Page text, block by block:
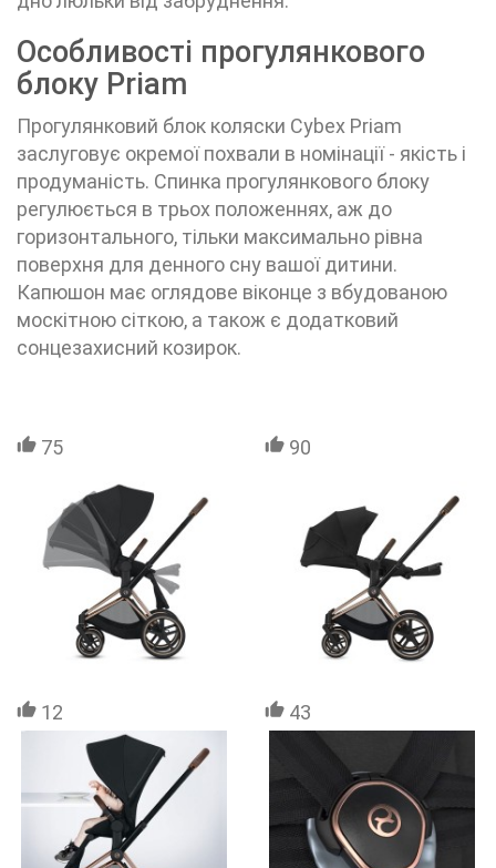
Особливості прогулянкового
блоку Priam
Прогулянковий блок коляски Cybex Priam
заслуговує окремої похвали в номінації - якість і
продуманість. Спинка прогулянкового блоку
регулюється в трьох положеннях, аж до
горизонтального, тільки максимально рівна
поверхня для денного сну вашої дитини.
Капюшон має оглядове віконце з вбудованою
москітною сіткою, а також є додатковий
сонцезахисний козирок.
75 90
12 43